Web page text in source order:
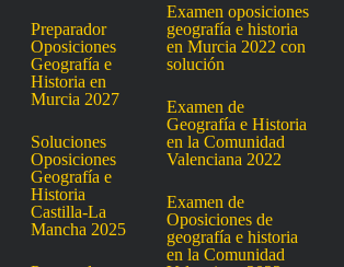
Preparador
Oposiciones
Geografía e
Historia en
Murcia 2027
Soluciones
Oposiciones
Geografía e
Historia
Castilla-La
Mancha 2025
Examen oposiciones
geografía e historia
en Murcia 2022 con
solución
Examen de
Geografía e Historia
en la Comunidad
Valenciana 2022
Examen de
Oposiciones de
geografía e historia
en la Comunidad